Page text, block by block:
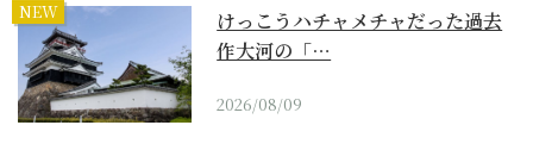
NEW
けっこうハチャメチャだった過去
作大河の「…
2026/08/09